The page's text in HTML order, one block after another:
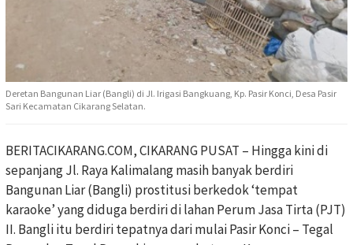
Deretan Bangunan Liar (Bangli) di Jl. Irigasi Bangkuang, Kp. Pasir Konci, Desa Pasir
Sari Kecamatan Cikarang Selatan.
BERITACIKARANG.COM, CIKARANG PUSAT – Hingga kini di
sepanjang Jl. Raya Kalimalang masih banyak berdiri
Bangunan Liar (Bangli) prostitusi berkedok ‘tempat
karaoke’ yang diduga berdiri di lahan Perum Jasa Tirta (PJT)
II. Bangli itu berdiri tepatnya dari mulai Pasir Konci – Tegal